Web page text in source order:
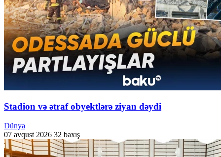
Stadion və ətraf obyektlərə ziyan dəydi
Dünya
07 avqust 2026 32 baxış